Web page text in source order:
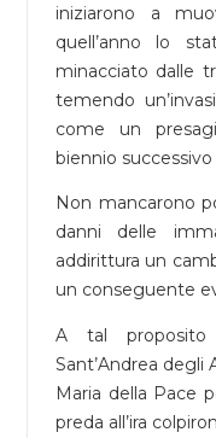
iniziarono a
quell’anno lo
minacciato dalle
temendo
come un
biennio
Non mancarono
danni delle
addirittura un
un conseguente
A tal
Sant’Andrea degli
Maria della Pace
preda all’ira